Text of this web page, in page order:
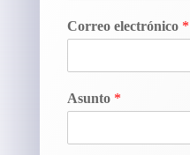
Correo electrónico *
Asunto *